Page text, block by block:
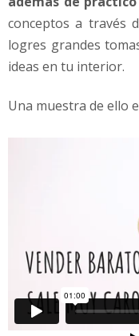
conceptos a través
logres grandes
ideas en tu interior.
Una muestra de ello